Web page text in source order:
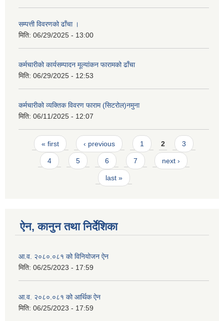
सम्पत्ती विवरणको ढाँचा ।
मिति: 06/29/2025 - 13:00
कर्मचारीको कार्यसम्पादन मूल्यांकन फारामको ढाँचा
मिति: 06/29/2025 - 12:53
कर्मचारीको व्यक्तिक विवरण फाराम (सिटरोल)नमुना
मिति: 06/11/2025 - 12:07
Pages
« first ‹ previous 1 2 3
4 5 6 7 next ›
last »
ऐन, कानुन तथा निर्देशिका
आ.व. २०८०.०८१ को विनियोजन ऐन
मिति: 06/25/2023 - 17:59
आ.व. २०८०.०८१ को आर्थिक ऐन
मिति: 06/25/2023 - 17:59